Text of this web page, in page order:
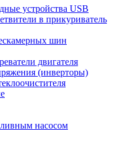
устройства USB
в прикуриватель
шин
двигателя
(инверторы)
насосом